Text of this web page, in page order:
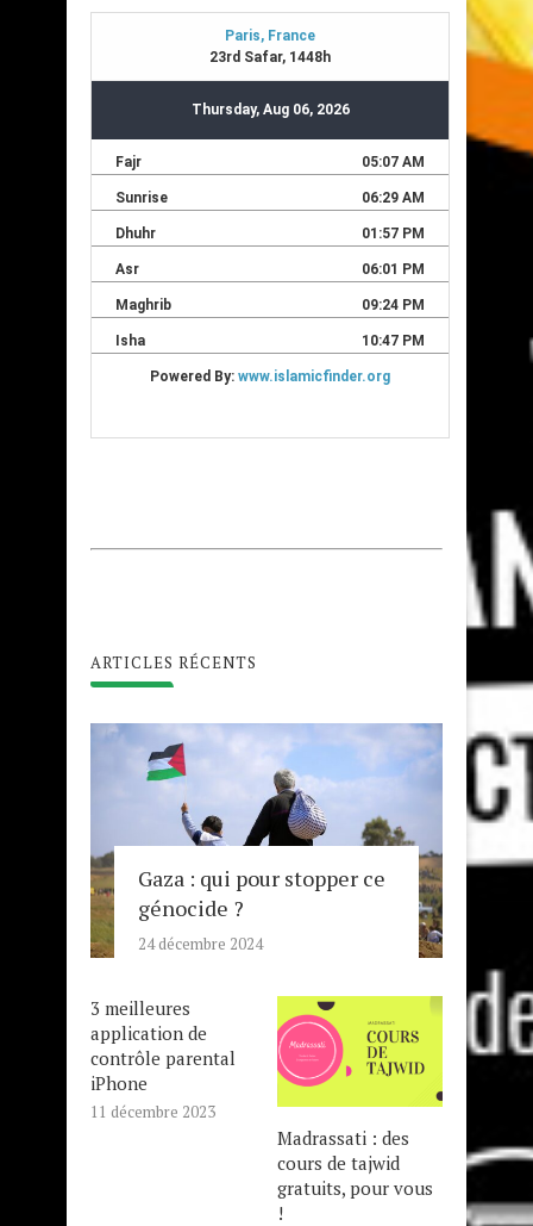
ARTICLES RÉCENTS
Gaza : qui pour stopper ce
génocide ?
24 décembre 2024
3 meilleures
application de
contrôle parental
iPhone
11 décembre 2023
Madrassati : des
cours de tajwid
gratuits, pour vous
!